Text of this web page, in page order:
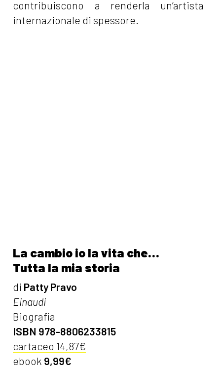
contribuiscono a renderla un’artista
internazionale di spessore.
La cambio io la vita che…
Tutta la mia storia
di Patty Pravo
Einaudi
Biografia
ISBN 978-8806233815
cartaceo 14,87€
ebook 9,99€